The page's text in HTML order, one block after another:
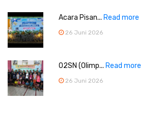
Acara Pisan... Read more
26 Juni 2026
O2SN (Olimp... Read more
26 Juni 2026